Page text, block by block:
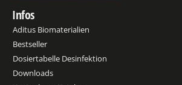
Infos
Aditus Biomaterialien
Bestseller
Dosiertabelle Desinfektion
Downloads